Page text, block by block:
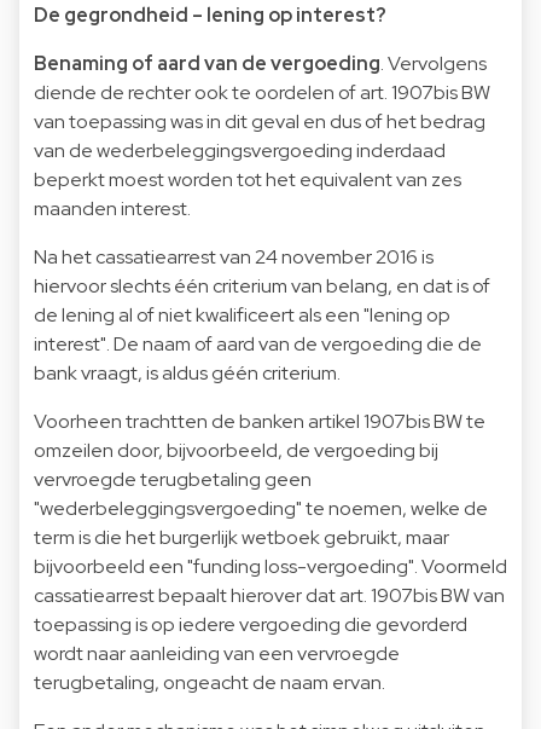
De gegrondheid – lening op interest?
Benaming of aard van de vergoeding. Vervolgens
diende de rechter ook te oordelen of art. 1907bis BW
van toepassing was in dit geval en dus of het bedrag
van de wederbeleggingsvergoeding inderdaad
beperkt moest worden tot het equivalent van zes
maanden interest.
Na het cassatiearrest van 24 november 2016 is
hiervoor slechts één criterium van belang, en dat is of
de lening al of niet kwalificeert als een "lening op
interest". De naam of aard van de vergoeding die de
bank vraagt, is aldus géén criterium.
Voorheen trachtten de banken artikel 1907bis BW te
omzeilen door, bijvoorbeeld, de vergoeding bij
vervroegde terugbetaling geen
"wederbeleggingsvergoeding" te noemen, welke de
term is die het burgerlijk wetboek gebruikt, maar
bijvoorbeeld een "funding loss-vergoeding". Voormeld
cassatiearrest bepaalt hierover dat art. 1907bis BW van
toepassing is op iedere vergoeding die gevorderd
wordt naar aanleiding van een vervroegde
terugbetaling, ongeacht de naam ervan.